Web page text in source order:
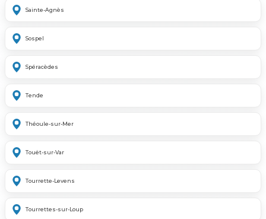
Sainte-Agnès
Sospel
Spéracèdes
Tende
Théoule-sur-Mer
Touët-sur-Var
Tourrette-Levens
Tourrettes-sur-Loup